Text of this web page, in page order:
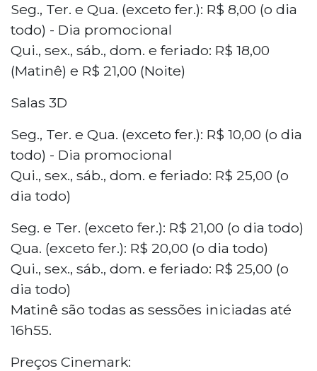
Seg., Ter. e Qua. (exceto fer.): R$ 8,00 (o dia
todo) - Dia promocional
Qui., sex., sáb., dom. e feriado: R$ 18,00
(Matinê) e R$ 21,00 (Noite)
Salas 3D
Seg., Ter. e Qua. (exceto fer.): R$ 10,00 (o dia
todo) - Dia promocional
Qui., sex., sáb., dom. e feriado: R$ 25,00 (o
dia todo)
Seg. e Ter. (exceto fer.): R$ 21,00 (o dia todo)
Qua. (exceto fer.): R$ 20,00 (o dia todo)
Qui., sex., sáb., dom. e feriado: R$ 25,00 (o
dia todo)
Matinê são todas as sessões iniciadas até
16h55.
Preços Cinemark: